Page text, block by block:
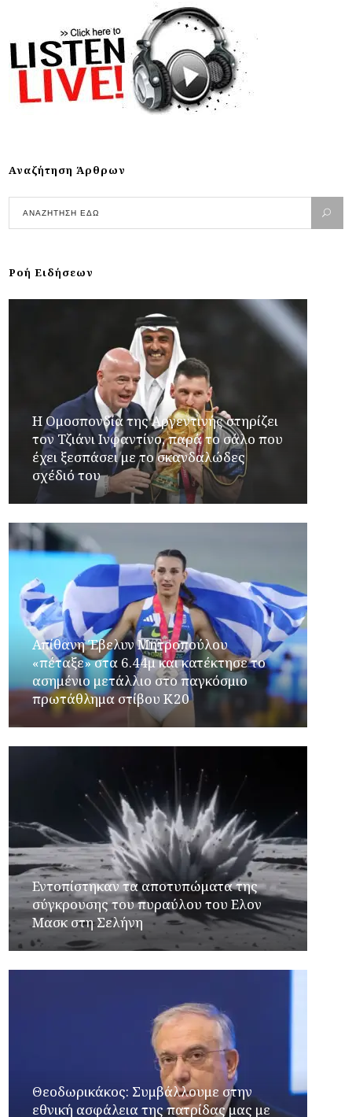
Αναζήτηση Άρθρων
Ροή Ειδήσεων
Η Ομοσπονδία της Αργεντινής στηρίζει
τον Τζιάνι Ινφαντίνο, παρά το σάλο που
έχει ξεσπάσει με το σκανδαλώδες
σχέδιό του
Απίθανη Έβελυν Μητροπούλου
«πέταξε» στα 6.44μ και κατέκτησε το
ασημένιο μετάλλιο στο παγκόσμιο
πρωτάθλημα στίβου Κ20
Εντοπίστηκαν τα αποτυπώματα της
σύγκρουσης του πυραύλου του Ελον
Μασκ στη Σελήνη
Θεοδωρικάκος: Συμβάλλουμε στην
εθνική ασφάλεια της πατρίδας μας με